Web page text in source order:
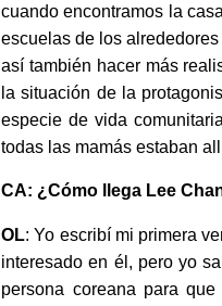
cuando encontramos la
escuelas de los
así también hacer más
la situación de la
especie de vida
todas las mamás estaban
CA: ¿Cómo llega Lee
OL: Yo escribí mi primera
interesado en él, pero yo
persona coreana para